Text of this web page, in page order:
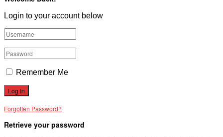
Login to your account below
Remember Me
Forgotten Password?
Retrieve your password